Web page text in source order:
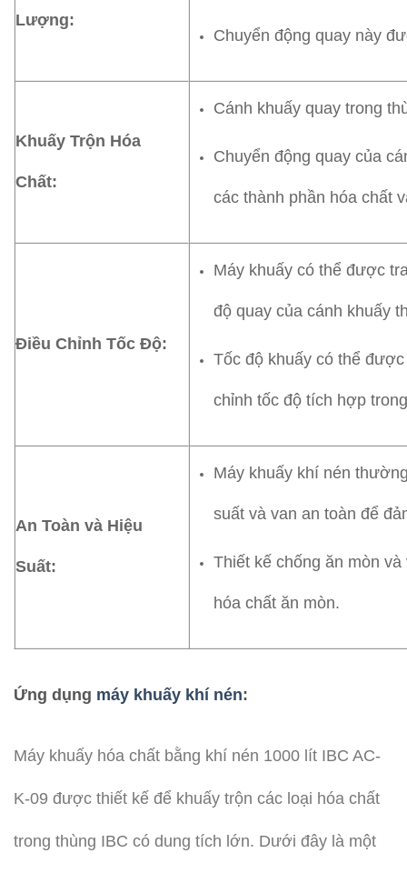
Lượng:
Chuyển động quay này
Khuấy Trộn Hóa
Chất:
Cánh khuấy quay trong
Chuyển động quay của
các thành phần hóa chất
Điều Chỉnh Tốc Độ:
Máy khuấy có thể được
độ quay của cánh khuấy
Tốc độ khuấy có thể
chỉnh tốc độ tích hợp
An Toàn và Hiệu
Suất:
Máy khuấy khí nén
suất và van an toàn để
Thiết kế chống ăn mòn
hóa chất ăn mòn.
Ứng dụng máy khuấy khí nén:
Máy khuấy hóa chất bằng khí nén 1000 lít IBC AC-
K-09 được thiết kế để khuấy trộn các loại hóa chất
trong thùng IBC có dung tích lớn. Dưới đây là một